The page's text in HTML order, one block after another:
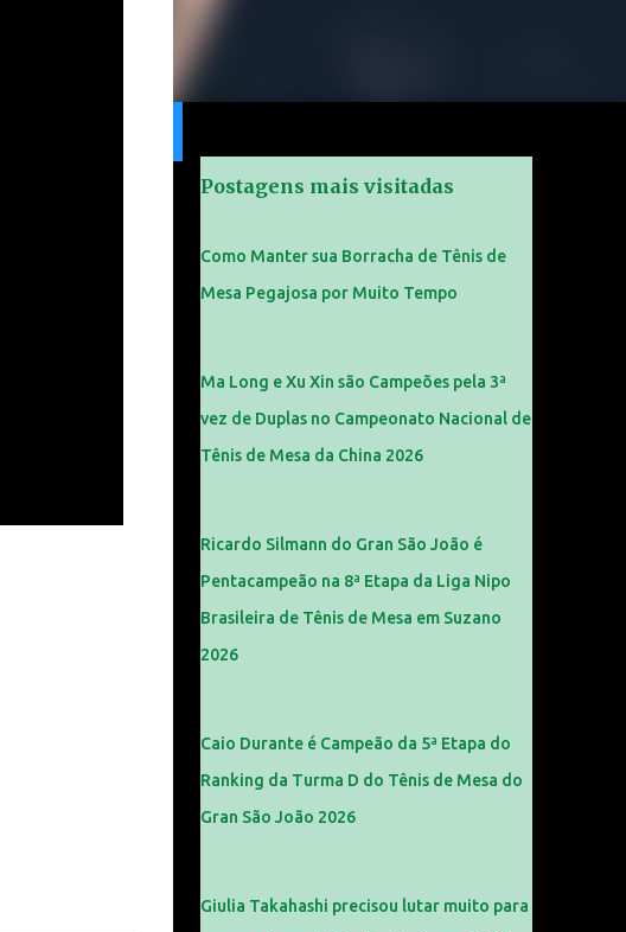
Postagens mais visitadas
Como Manter sua Borracha de Tênis de
Mesa Pegajosa por Muito Tempo
Ma Long e Xu Xin são Campeões pela 3ª
vez de Duplas no Campeonato Nacional de
Tênis de Mesa da China 2026
Ricardo Silmann do Gran São João é
Pentacampeão na 8ª Etapa da Liga Nipo
Brasileira de Tênis de Mesa em Suzano
2026
Caio Durante é Campeão da 5ª Etapa do
Ranking da Turma D do Tênis de Mesa do
Gran São João 2026
Giulia Takahashi precisou lutar muito para